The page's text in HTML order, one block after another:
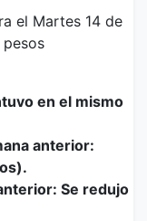
el Martes 14 de
en el mismo
anterior:
Se redujo